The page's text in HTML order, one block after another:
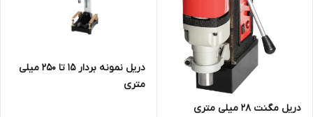
دریل مگنت 28 میلی متری
دریل نمونه بردار 15 تا 250 میلی
متری